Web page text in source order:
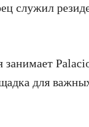
служил
для